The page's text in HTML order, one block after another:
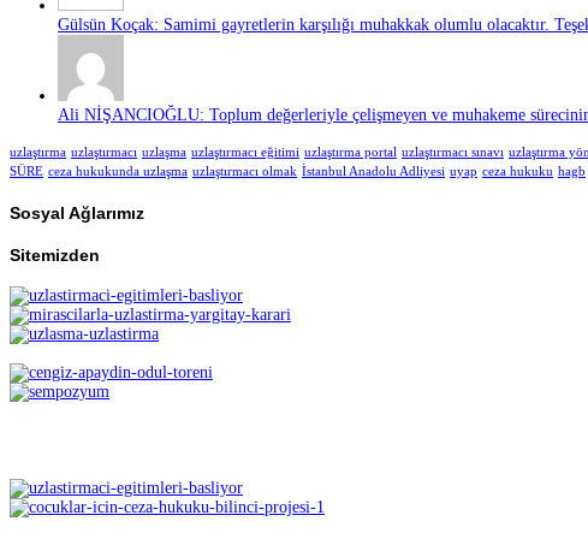
Gülsün Koçak: Samimi gayretlerin karşılığı muhakkak olumlu olacaktır.
Ali NİŞANCIOĞLU: Toplum değerleriyle çelişmeyen ve muhakeme
uzlaştırma uzlaştırmacı uzlaşma uzlaştırmacı eğitimi uzlaştırma portal uzlaştırmacı sınavı uzlaştırma
SÜRE ceza hukukunda uzlaşma uzlaştırmacı olmak İstanbul Anadolu Adliyesi uyap ceza hukuku hagb
Sosyal Ağlarımız
Sitemizden